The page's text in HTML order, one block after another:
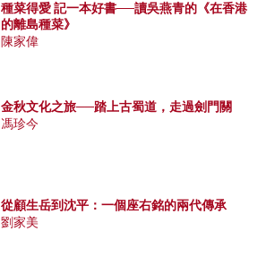
種菜得愛 記一本好書──讀吳燕青的《在香港
的離島種菜》
陳家偉
金秋文化之旅──踏上古蜀道，走過劍門關
馮珍今
從顧生岳到沈平：一個座右銘的兩代傳承
劉家美